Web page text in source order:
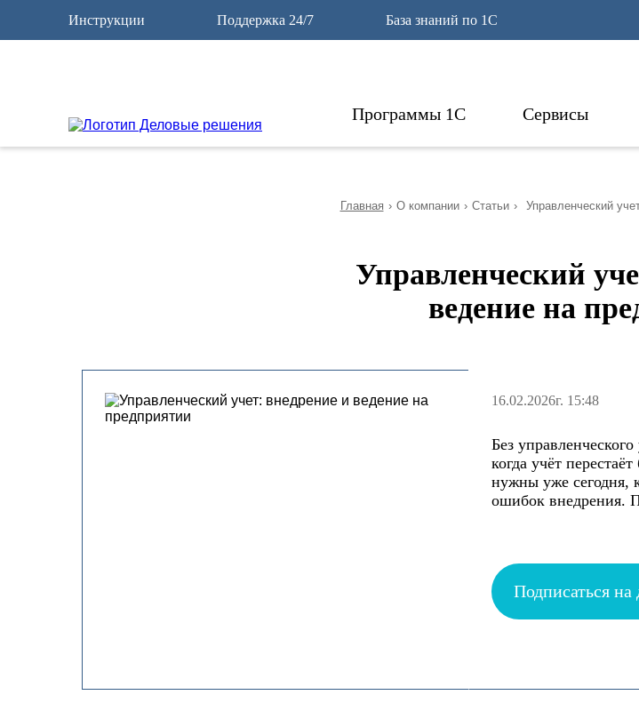
Инструкции Поддержка 24/7 База знаний по 1С
Программы 1С Сервисы
Главная › О компании › Статьи › Управленческий
Управленческий
ведение на
16.02.2026г. 15:48
Без
когда учёт
нужны уже сегодня,
ошибок внедрения.
Подписаться на